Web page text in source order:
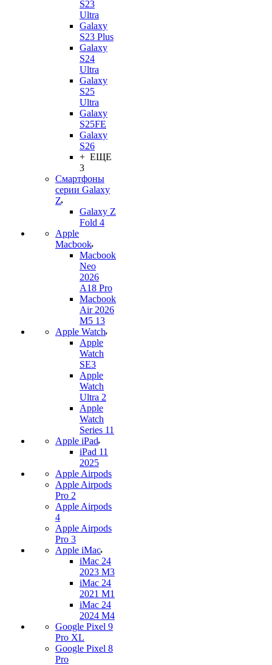
S23
Ultra
Galaxy
S23 Plus
Galaxy
S24
Ultra
Galaxy
S25
Ultra
Galaxy
S25FE
Galaxy
S26
+ ЕЩЕ
3
Смартфоны
серии Galaxy
Z
Galaxy Z
Fold 4
Apple
Macbook
Macbook
Neo
2026
A18 Pro
Macbook
Air 2026
M5 13
Apple Watch
Apple
Watch
SE3
Apple
Watch
Ultra 2
Apple
Watch
Series 11
Apple iPad
iPad 11
2025
Apple Airpods
Apple Airpods
Pro 2
Apple Airpods
4
Apple Airpods
Pro 3
Apple iMac
iMac 24
2023 M3
iMac 24
2021 M1
iMac 24
2024 M4
Google Pixel 9
Pro XL
Google Pixel 8
Pro